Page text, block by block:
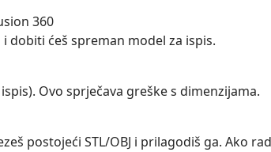
360
dobiti ćeš spreman model za ispis.
Ovo sprječava greške s dimenzijama.
postojeći STL/OBJ i prilagodiš ga. Ako